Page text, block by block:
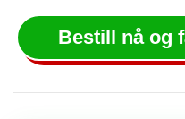
Bestill nå og